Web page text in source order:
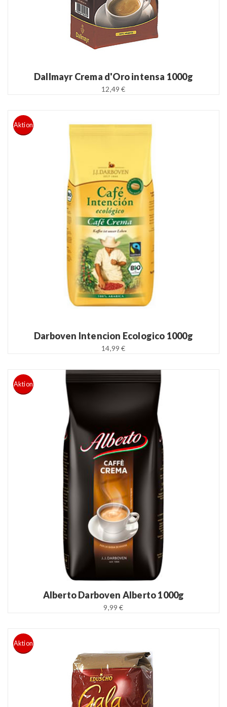
Dallmayr Crema d'Oro intensa 1000g
12,49 €
READ MORE
Darboven Intencion Ecologico 1000g
Aktion
14,99 €
READ MORE
Alberto Darboven Alberto 1000g
Aktion
9,99 €
Aktion